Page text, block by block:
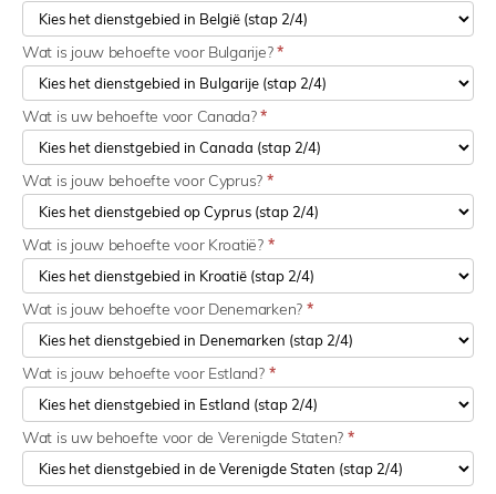
Wat is jouw behoefte voor Bulgarije?*
Wat is uw behoefte voor Canada?*
Wat is jouw behoefte voor Cyprus? *
Wat is jouw behoefte voor Kroatië? *
Wat is jouw behoefte voor Denemarken? *
Wat is jouw behoefte voor Estland? *
Wat is uw behoefte voor de Verenigde Staten? *